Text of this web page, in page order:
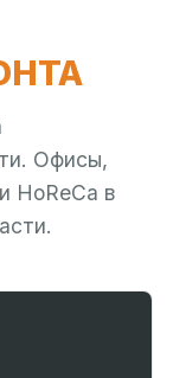
Офисы,
HoReCa в